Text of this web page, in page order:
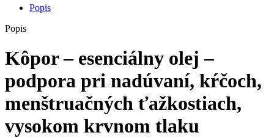
Popis
Popis
Kôpor – esenciálny olej –
podpora pri nadúvaní, kŕčoch,
menštruačných ťažkostiach,
vysokom krvnom tlaku